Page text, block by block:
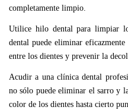
completamente limpio.
Utilice hilo dental para limpiar
dental puede eliminar
entre los dientes y prevenir la
Acudir a una clínica dental
no sólo puede eliminar el sarro y
color de los dientes hasta cierto